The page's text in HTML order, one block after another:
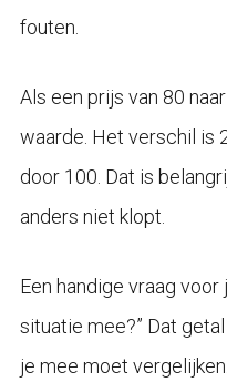
fouten.
Als een prijs van 80
waarde. Het verschil is
door 100. Dat is
anders niet klopt.
Een handige vraag voor
situatie mee?” Dat
je mee moet vergelijken.